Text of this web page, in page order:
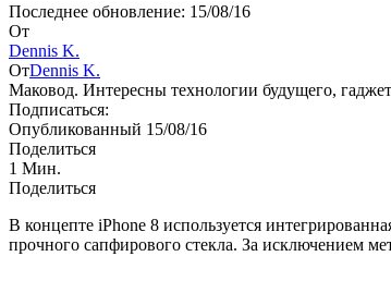
Последнее обновление: 15/08/16
От
Dennis K.
ОтDennis K.
Маковод. Интересны технологии будущего,
Подписаться:
Опубликованный 15/08/16
Поделиться
1 Мин.
Поделиться
В концепте iPhone 8 используется
прочного сапфирового стекла. За исключением